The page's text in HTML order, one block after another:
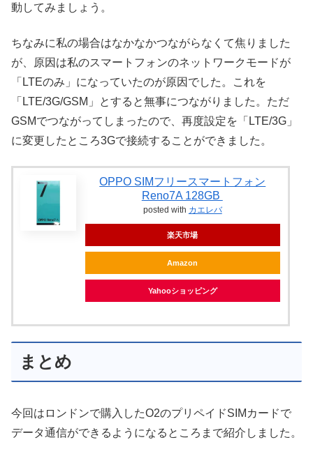
動してみましょう。
ちなみに私の場合はなかなかつながらなくて焦りました
が、原因は私のスマートフォンのネットワークモードが
「LTEのみ」になっていたのが原因でした。これを
「LTE/3G/GSM」とすると無事につながりました。ただ
GSMでつながってしまったので、再度設定を「LTE/3G」
に変更したところ3Gで接続することができました。
OPPO SIMフリースマートフォン
Reno7A 128GB
posted with カエレバ
楽天市場
Amazon
Yahooショッピング
まとめ
今回はロンドンで購入したO2のプリペイドSIMカードで
データ通信ができるようになるところまで紹介しました。